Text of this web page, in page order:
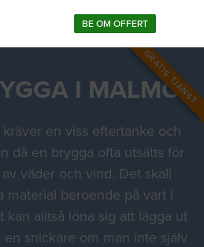
BE OM OFFERT
GRATIS TJÄNST
I MALMÖ
en viss eftertanke och
då en brygga ofta utsätts för
väder och vind. Det skall
material beroende på vart i
kan alltså löna sig att lägga ut
snickare om man inte själv